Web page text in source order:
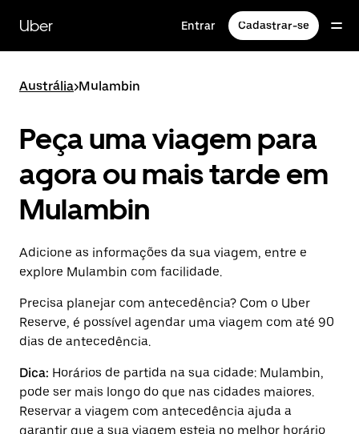
para
conteúdo
Uber Entrar Cadastrar-se
Austrália>Mulambin
Peça uma viagem para
agora ou mais tarde em
Mulambin
Adicione as informações da sua viagem, entre e
explore Mulambin com facilidade.
Precisa planejar com antecedência? Com o Uber
Reserve, é possível agendar uma viagem com até 90
dias de antecedência.
Dica: Horários de partida na sua cidade: Mulambin,
pode ser mais longo do que nas cidades maiores.
Reservar a viagem com antecedência ajuda a
garantir que a sua viagem esteja no melhor horário